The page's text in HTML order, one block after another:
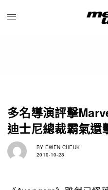
多名導演評擊
迪士尼總裁霸氣還
BY EWEN CHEUK
2019-10-28